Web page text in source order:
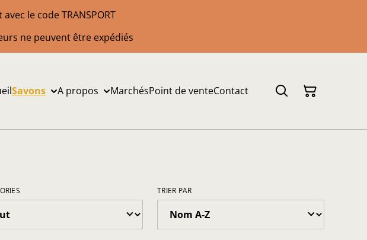
le code TRANSPORT
ne peuvent être expédiés
Savons A propos MarchésPoint de venteContact
TRIER PAR